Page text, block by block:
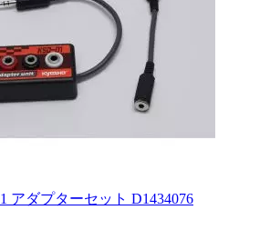
アダプターセット D1434076